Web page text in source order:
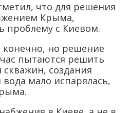
что для решения
Крыма,
проблему с Киевом.
конечно, но решение
пытаются решить
создания
мало испарялась,